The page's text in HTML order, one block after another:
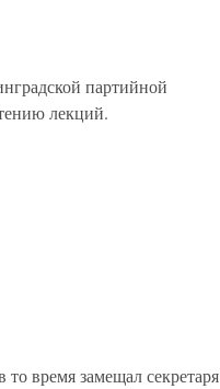
партийной
лекций.
время замещал секретаря